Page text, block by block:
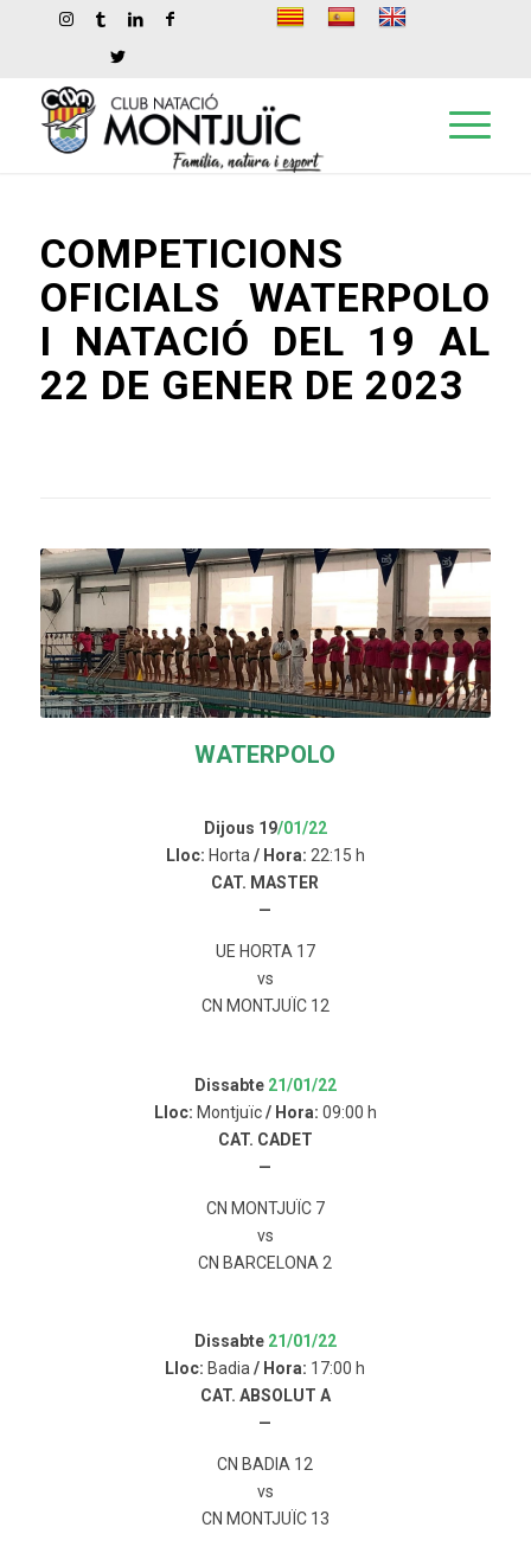
COMPETICIONS
OFICIALS WATERPOLO
I NATACIÓ DEL 19 AL
22 DE GENER DE 2023
WATERPOLO
Dijous 19/01/22
Lloc: Horta / Hora: 22:15 h
CAT. MASTER
—
UE HORTA 17
vs
CN MONTJUÏC 12
Dissabte 21/01/22
Lloc: Montjuïc/ Hora: 09:00 h
CAT. CADET
—
CN MONTJUÏC 7
vs
CN BARCELONA 2
Dissabte 21/01/22
Lloc: Badia/ Hora: 17:00 h
CAT. ABSOLUT A
—
CN BADIA 12
vs
CN MONTJUÏC 13